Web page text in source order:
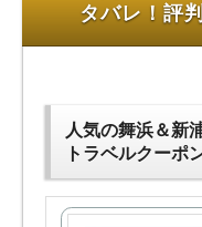
タバレ！評
人気の舞浜＆新
トラベルクーポ